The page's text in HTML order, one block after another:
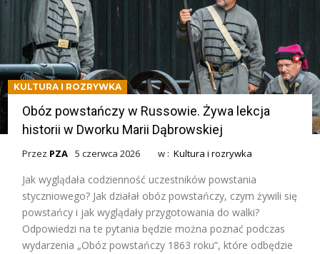
KULTURA I ROZRYWKA
Obóz powstańczy w Russowie. Żywa lekcja
historii w Dworku Marii Dąbrowskiej
Przez PZA 5 czerwca 2026 w :Kultura i rozrywka
Jak wyglądała codzienność uczestników powstania
styczniowego? Jak działał obóz powstańczy, czym żywili się
powstańcy i jak wyglądały przygotowania do walki?
Odpowiedzi na te pytania będzie można poznać podczas
wydarzenia „Obóz powstańczy 1863 roku”, które odbędzie